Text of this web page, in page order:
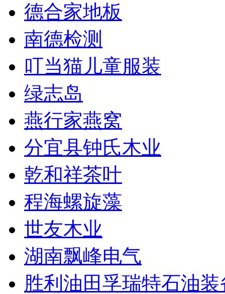
德合家地板
南德检测
叮当猫儿童服装
绿志岛
燕行家燕窝
分宜县钟氏木业
乾和祥茶叶
程海螺旋藻
世友木业
湖南飘峰电气
胜利油田孚瑞特石油装